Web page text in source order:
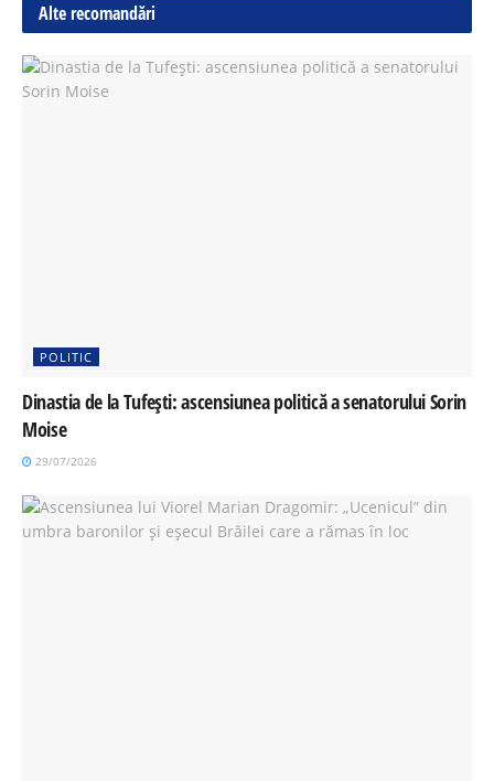
Alte recomandări
POLITIC
Dinastia de la Tufești: ascensiunea politică a senatorului Sorin
Moise
29/07/2026